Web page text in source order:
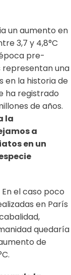
un aumento en
3,7 y 4,8°C
pre-
representan una
en la historia de
ha registrado
de años.
la
a
en un
el caso poco
en París
quedaría
de